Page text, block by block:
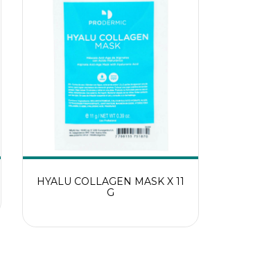
HYALU COLLAGEN MASK X 11
G